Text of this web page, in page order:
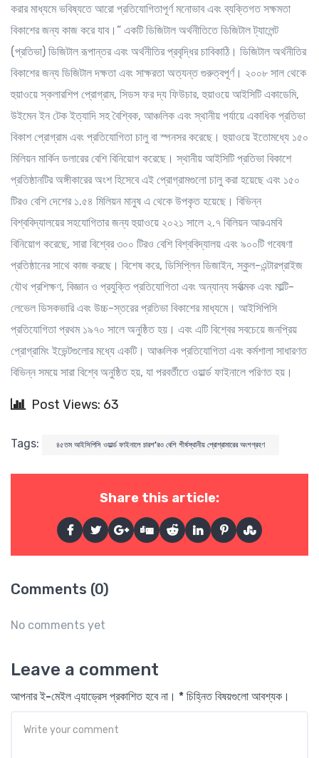
করার মাধ্যমে ভবিষ্যতে আরো প্রতিযোগিতাপূর্ণ মনোভাব এবং ব্যক্তিগত সক্ষমতা
বিকাশের জন্য কাজ করে যাব।” একটি ডিজিটাল অর্থনীতিতে ডিজিটাল ট্যালেন্ট
(প্রতিভা) ডিজিটাল রূপান্তর এবং অর্থনীতির প্রবৃদ্ধির চাবিকাঠি। ডিজিটাল অর্থনীতির
বিকাশের জন্য ডিজিটাল দক্ষতা এবং সাক্ষরতা অত্যন্ত গুরুত্বপূর্ণ। ২০০৮ সাল থেকে
হুয়াওয়ে স্কলারশিপ প্রোগ্রাম, সিডস ফর দ্য ফিউচার, হুয়াওয়ে আইসিটি একাডেমি,
উইমেন ইন টেক ইত্যাদি সহ বৈশ্বিক, আঞ্চলিক এবং স্থানীয় পর্যায়ে একাধিক প্রতিভা
বিকাশ প্রোগ্রাম এবং প্রতিযোগিতা চালু বা স্পনসর করেছে। হুয়াওয়ে ইতোমধ্যে ১৫০
মিলিয়ন মার্কিন ডলারের বেশি বিনিয়োগ করেছে। স্থানীয় আইসিটি প্রতিভা বিকাশে
প্রতিষ্ঠানটির অঙ্গীকারের অংশ হিসেবে এই প্রোগ্রামগুলো চালু করা হয়েছে এবং ১৫০
টিরও বেশি দেশের ১.৫৪ মিলিয়ন মানুষ এ থেকে উপকৃত হয়েছে। বিভিন্ন
বিশ্ববিদ্যালয়ের সহযোগিতার জন্য হুয়াওয়ে ২০২১ সালে ২.৭ বিলিয়ন আরএমবি
বিনিয়োগ করেছে, সারা বিশ্বের ৩০০ টিরও বেশি বিশ্ববিদ্যালয় এবং ৯০০টি গবেষণা
প্রতিষ্ঠানের সাথে কাজ করছে। বিশেষ করে, ডিসিপ্লিন ডিজাইন, স্কুল-এন্টারপ্রাইজ
যৌথ প্রশিক্ষণ, বিজ্ঞান ও প্রযুক্তি প্রতিযোগিতা এবং অন্যান্য সর্বাত্মক এবং মাল্টি-
লেভেল ডিসকভারি এবং উচ্চ-স্তরের প্রতিভা বিকাশের মাধ্যমে। আইসিপিসি
প্রতিযোগিতা প্রথম ১৯৭০ সালে অনুষ্ঠিত হয়। এবং এটি বিশ্বের সবচেয়ে জনপ্রিয়
প্রোগ্রামিং ইভেন্টগুলোর মধ্যে একটি। আঞ্চলিক প্রতিযোগিতা এবং কর্মশালা সাধারণত
বিভিন্ন সময়ে সারা বিশ্বে অনুষ্ঠিত হয়, যা পরবর্তীতে ওয়ার্ল্ড ফাইনালে পরিণত হয়।
Post Views: 63
Tags: ৪৫তম আইসিপিসি ওয়ার্ল্ড ফাইনালে চারশ’রও বেশি শীর্ষস্থানীয় প্রোগ্রামারের অংশগ্রহণ
Share this article:
Comments (0)
No comments yet
Leave a comment
আপনার ই-মেইল এ্যাড্রেস প্রকাশিত হবে না। * চিহ্নিত বিষয়গুলো আবশ্যক।